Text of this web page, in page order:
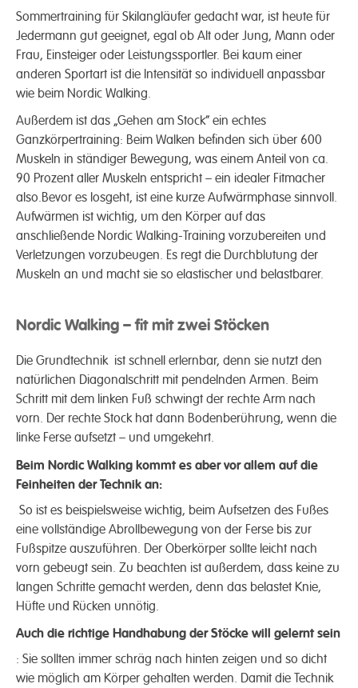
Sommertraining für Skilangläufer gedacht war, ist heute für
Jedermann gut geeignet, egal ob Alt oder Jung, Mann oder
Frau, Einsteiger oder Leistungssportler. Bei kaum einer
anderen Sportart ist die Intensität so individuell anpassbar
wie beim Nordic Walking.
Außerdem ist das „Gehen am Stock“ ein echtes
Ganzkörpertraining: Beim Walken befinden sich über 600
Muskeln in ständiger Bewegung, was einem Anteil von ca.
90 Prozent aller Muskeln entspricht – ein idealer Fitmacher
also.Bevor es losgeht, ist eine kurze Aufwärmphase sinnvoll.
Aufwärmen ist wichtig, um den Körper auf das
anschließende Nordic Walking-Training vorzubereiten und
Verletzungen vorzubeugen. Es regt die Durchblutung der
Muskeln an und macht sie so elastischer und belastbarer.
Nordic Walking – fit mit zwei Stöcken
Die Grundtechnik ist schnell erlernbar, denn sie nutzt den
natürlichen Diagonalschritt mit pendelnden Armen. Beim
Schritt mit dem linken Fuß schwingt der rechte Arm nach
vorn. Der rechte Stock hat dann Bodenberührung, wenn die
linke Ferse aufsetzt – und umgekehrt.
Beim Nordic Walking kommt es aber vor allem auf die
Feinheiten der Technik an:
So ist es beispiels­weise wichtig, beim Aufsetzen des Fußes
eine vollständige Abroll­bewegung von der Ferse bis zur
Fußspitze auszuführen. Der Ober­körper sollte leicht nach
vorn gebeugt sein. Zu beachten ist außerdem, dass keine zu
langen Schritte gemacht werden, denn das belastet Knie,
Hüfte und Rücken unnötig.
Auch die richtige Hand­habung der Stöcke will gelernt sein
: Sie sollten immer schräg nach hinten zeigen und so dicht
wie möglich am Körper gehalten werden. Damit die Technik